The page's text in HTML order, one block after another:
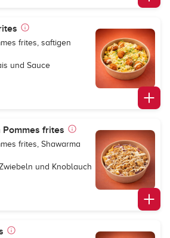
frites, saftigen
und Sauce
frites
frites, Shawarma
und Knoblauch